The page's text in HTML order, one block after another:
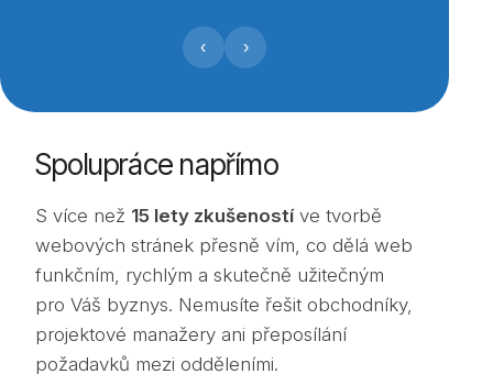
‹ ›
Spolupráce napřímo
S více než 15 lety zkušenostíve tvorbě
webových stránek přesně vím, co dělá web
funkčním, rychlým a skutečně užitečným
pro Váš byznys. Nemusíte řešit obchodníky,
projektové manažery ani přeposílání
požadavků mezi odděleními.